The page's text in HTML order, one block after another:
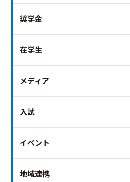
奨学金
在学生
メディア
入試
イベント
地域連携